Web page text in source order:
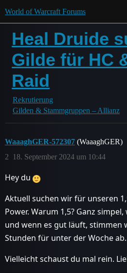
World of Warcraft Forums
Heal Druide
Gilde für HC
Raid
Rekrutierung
Gilden & Stammgruppen – Allianz
WaaaghGER-572307 (WaaaghGER)
18. September 2024 um 10:44
2
Hey du
Aktuell suchen wir für unseren
Power. Warum 1,5? Ganz
und wenn es gut läuft, stimmen
Stunden für unter der Woche ab.
Vielleicht schaust du mal rein.